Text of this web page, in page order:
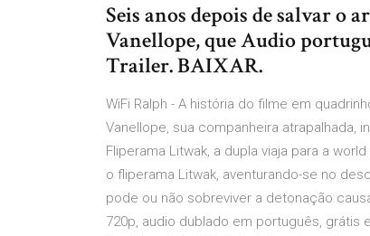
Seis anos depois de salvar o
Vanellope, que Audio
Trailer. BAIXAR.
WiFi Ralph - A história do filme em
Vanellope, sua companheira atrapalhada,
Fliperama Litwak, a dupla viaja para a
o fliperama Litwak, aventurando-se no
pode ou não sobreviver a detonação
720p, audio dublado em português, grátis